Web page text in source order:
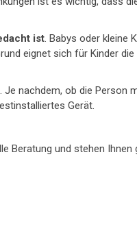
ist. Babys oder kleine
eignet sich für Kinder die
nachdem, ob die Person
Gerät.
Beratung und stehen Ihnen